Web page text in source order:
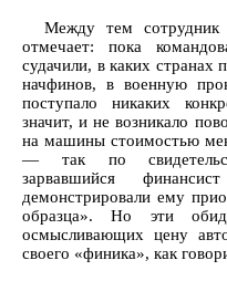
Между тем сотрудник
отмечает: пока
судачили, в каких странах
начфинов, в военную
поступало никаких
значит, и не возникало
на машины стоимостью
— так по
зарвавшийся
демонстрировали ему
образца». Но эти
осмысливающих цену
своего «финика», как